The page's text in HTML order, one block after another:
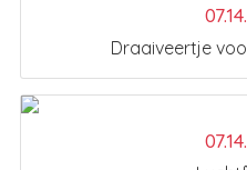
Draaiveertje